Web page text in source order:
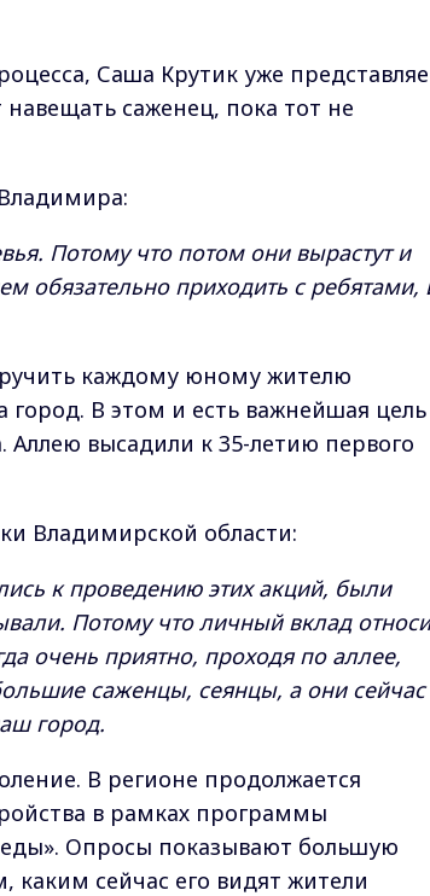
Саша Крутик уже
саженец, пока тот не
Потому что потом они вырастут и
обязательно приходить с ребятами,
каждому юному жителю
город. В этом и есть важнейшая цель
высадили к 35-летию первого
Владимирской области:
к проведению этих акций, были
Потому что личный вклад
очень приятно, проходя по аллее,
саженцы, сеянцы, а они сейчас
город.
В регионе продолжается
в рамках программы
Опросы показывают большую
сейчас его видят жители